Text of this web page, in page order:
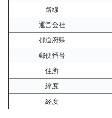
路線
運営会社
都道府県
郵便番号
住所
緯度
経度